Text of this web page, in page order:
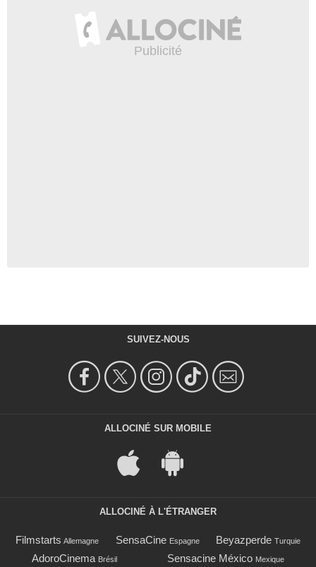
SUIVEZ-NOUS
ALLOCINÉ SUR MOBILE
ALLOCINÉ À L'ÉTRANGER
Filmstarts Allemagne SensaCine Espagne Beyazperde Turquie
AdoroCinema Brésil Sensacine México Mexique